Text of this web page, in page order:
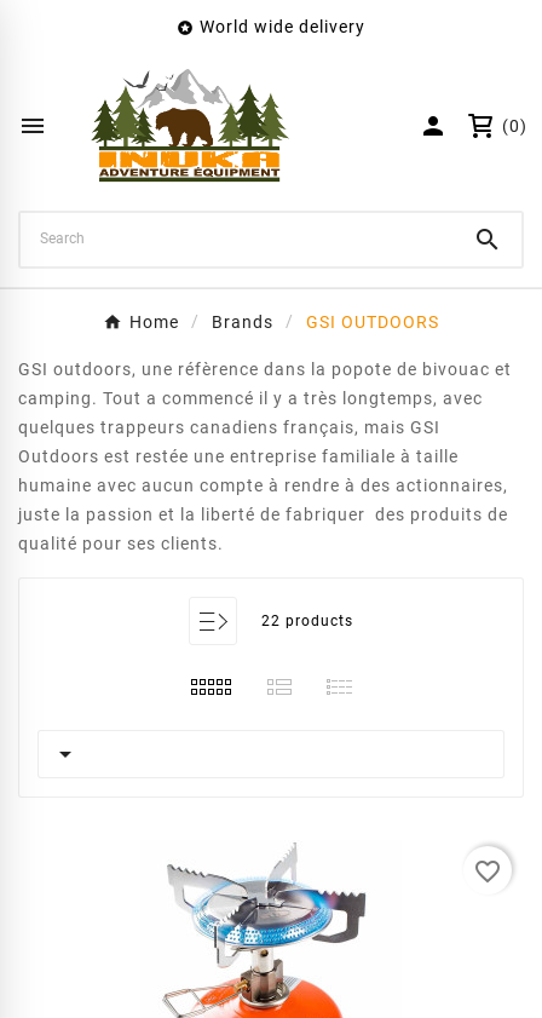
 World wide delivery
  (0)

Home Brands GSI OUTDOORS
GSI outdoors, une réfèrence dans la popote de bivouac et
camping. Tout a commencé il y a très longtemps, avec
quelques trappeurs canadiens français, mais GSI
Outdoors est restée une entreprise familiale à taille
humaine avec aucun compte à rendre à des actionnaires,
juste la passion et la liberté de fabriquer des produits de
qualité pour ses clients.
22 products

favorite_border
Wishlist name